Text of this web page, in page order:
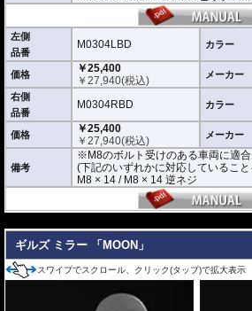
※車体側のミラーの取り付け部分が下記のいずれ
M8 × 14 / M8 × 14 逆ネジ
※取付箇所の状況や干渉するものがないかなど、
車にて事前にご確認願います。
左側
品番
M0304LBD カラー
価格
￥25,400
￥27,940(税込) メーカー
右側
品番
M0304RBD カラー
価格
￥25,400
￥27,940(税込) メーカー
備考
※M8のボルト受けのある車両に適合
(下記のいずれかに対応しているこ
M8 × 14 / M8 × 14 逆ネジ
ギルズ ミラー 「MOON」
スワイプでスクロール、クリック(タップ)で拡大表示